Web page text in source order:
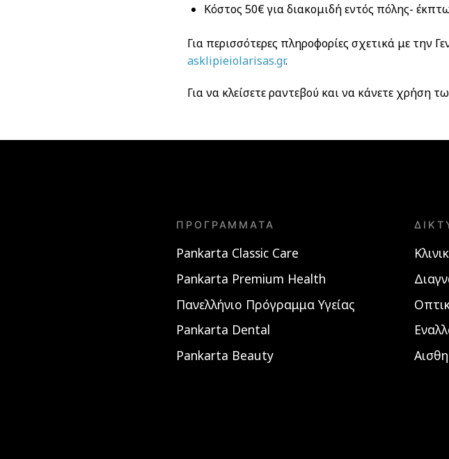
Κόστος 50€ για διακομιδή εντός πόλης-
Για περισσότερες πληροφορίες σχετικά με την
asklipieiolarisas.gr.
Για να κλείσετε ραντεβού και να κάνετε χρήση
ΠΡΟΓΡΆΜΜΑΤΑ
Pankarta Classic Care
Pankarta Premium Health
Πανελλήνιο Πρόγραμμα Υγείας
Pankarta Dental
Pankarta Beauty